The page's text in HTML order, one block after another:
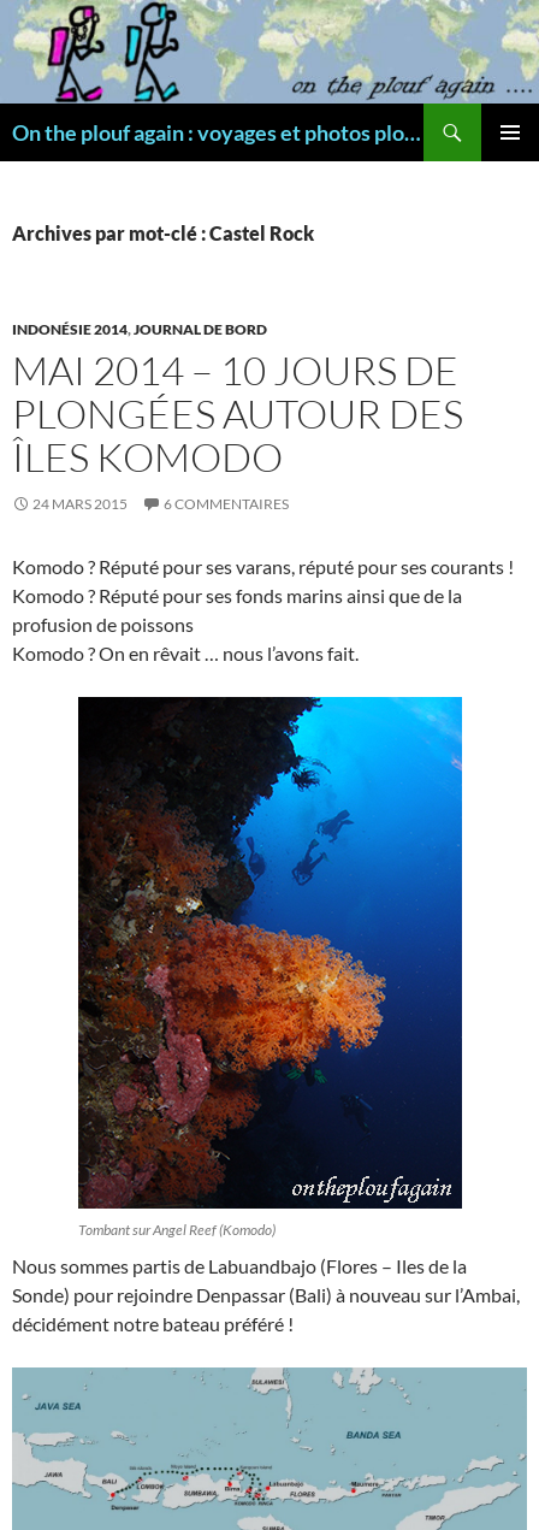
Aller
au
contenu
On the plouf again : voyages et photos plongée
Archives par mot-clé : Castel Rock
INDONÉSIE 2014,JOURNAL DE BORD
MAI 2014 – 10 JOURS DE
PLONGÉES AUTOUR DES
ÎLES KOMODO
24 MARS 2015 6 COMMENTAIRES
Komodo ? Réputé pour ses varans, réputé pour ses courants !
Komodo ? Réputé pour ses fonds marins ainsi que de la
profusion de poissons
Komodo ? On en rêvait … nous l’avons fait.
Tombant sur Angel Reef (Komodo)
Nous sommes partis de Labuandbajo (Flores – Iles de la
Sonde) pour rejoindre Denpassar (Bali) à nouveau sur l’Ambai,
décidément notre bateau préféré !